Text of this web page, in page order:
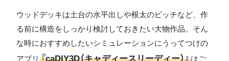
ウッドデッキは土台の水平出しや根太のピッチなど、作
る前に構造をしっかり検討しておきたい大物作品。そん
な時におすすめしたいシミュレーションにうってつけの
アプリ 『caDIY3D（キャディースリーディー）』はご